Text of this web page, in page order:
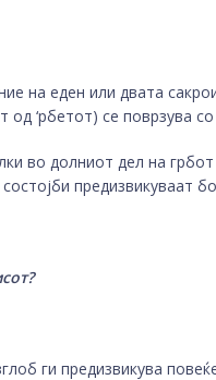
на еден или двата
од ‘рбетот) се поврзува
во долниот дел на
предизвикуваат
от?
ги предизвикува